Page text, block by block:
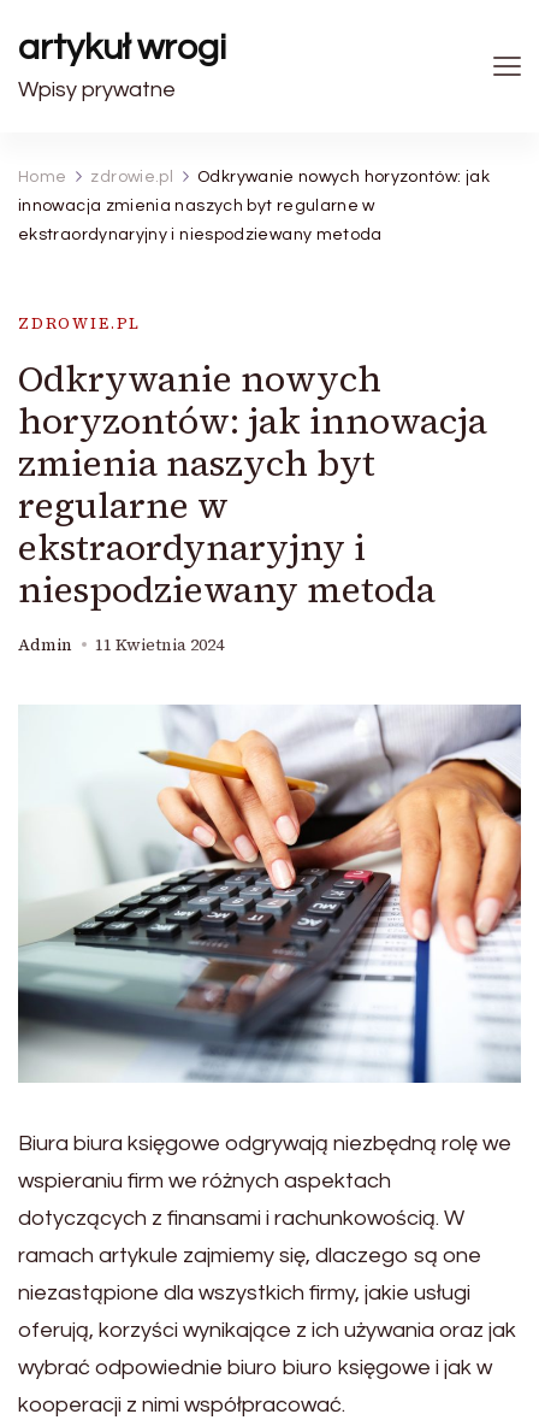
artykuł wrogi
Wpisy prywatne
Home zdrowie.pl
Odkrywanie nowych horyzontów: jak
innowacja zmienia naszych byt regularne w
ekstraordynaryjny i niespodziewany metoda
ZDROWIE.PL
Odkrywanie nowych
horyzontów: jak innowacja
zmienia naszych byt
regularne w
ekstraordynaryjny i
niespodziewany metoda
Admin 11 Kwietnia 2024
Biura biura księgowe odgrywają niezbędną rolę we
wspieraniu firm we różnych aspektach
dotyczących z finansami i rachunkowością. W
ramach artykule zajmiemy się, dlaczego są one
niezastąpione dla wszystkich firmy, jakie usługi
oferują, korzyści wynikające z ich używania oraz jak
wybrać odpowiednie biuro biuro księgowe i jak w
kooperacji z nimi współpracować.